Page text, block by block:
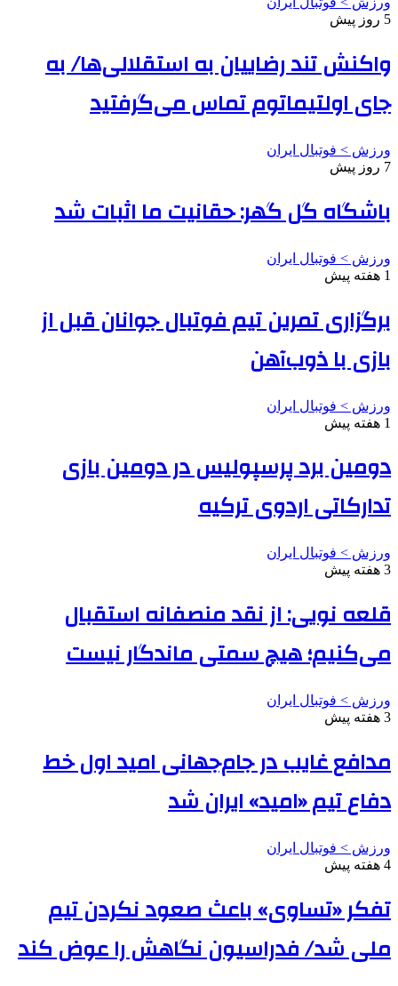
5 روز پیش
واکنش تند رضاییان به استقلالی‌ها/ به
جای اولتیماتوم تماس می‌گرفتید
ورزش > فوتبال ایران
7 روز پیش
باشگاه گل گهر: حقانیت ما اثبات شد
ورزش > فوتبال ایران
1 هفته پیش
برگزاری تمرین تیم فوتبال جوانان قبل از
بازی با ذوب‌آهن
ورزش > فوتبال ایران
1 هفته پیش
دومین برد پرسپولیس در دومین بازی
تدارکاتی اردوی ترکیه
ورزش > فوتبال ایران
3 هفته پیش
قلعه نویی: از نقد منصفانه استقبال
می‌کنیم؛ هیچ سمتی ماندگار نیست
ورزش > فوتبال ایران
3 هفته پیش
مدافع غایب در جام‌جهانی امید اول خط
دفاع تیم «امید» ایران شد
ورزش > فوتبال ایران
4 هفته پیش
تفکر «تساوی» باعث صعود نکردن تیم
ملی شد/ فدراسیون نگاهش را عوض کند